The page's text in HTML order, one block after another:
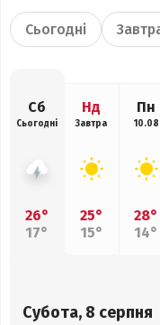
Сьогодні
Сб
Сьогодні
26°
17°
Нд
Завтра
25°
15°
Пн
10.08
28°
14°
Субота, 8 серпня